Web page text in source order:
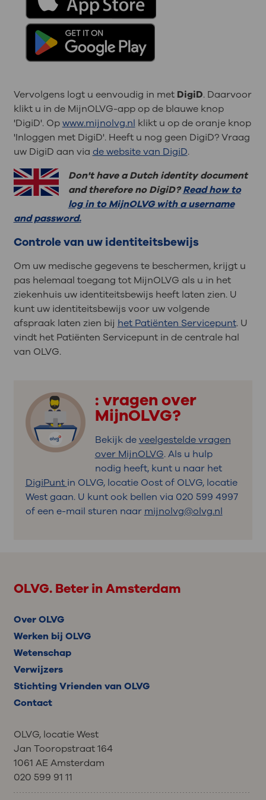
Vervolgens logt u eenvoudig in met DigiD. Daarvoor
klikt u in de MijnOLVG-app op de blauwe knop
'DigiD'. Opwww.mijnolvg.nl klikt u op de oranje knop
'Inloggen met DigiD'. Heeft u nog geen DigiD? Vraag
uw DigiD aan via de website van DigiD.
Don't have a Dutch identity document
and therefore no DigiD?Read how to
log in to MijnOLVG with a username
and password.
Controle van uw identiteitsbewijs
Om uw medische gegevens te beschermen, krijgt u
pas helemaal toegang tot MijnOLVG als u in het
ziekenhuis uw identiteitsbewijs heeft laten zien. U
kunt uw identiteitsbewijs voor uw volgende
afspraak laten zien bij het Patiënten Servicepunt. U
vindt het Patiënten Servicepunt in de centrale hal
van OLVG.
: vragen over
MijnOLVG?
Bekijk deveelgestelde vragen
over MijnOLVG. Als u hulp
nodig heeft, kunt u naar het
DigiPunt in OLVG, locatie Oost of OLVG, locatie
West gaan. U kunt ook bellen via 020 599 4997
of een e-mail sturen naar mijnolvg@olvg.nl
OLVG. Beter in Amsterdam
Over OLVG
Werken bij OLVG
Wetenschap
Verwijzers
Stichting Vrienden van OLVG
Contact
OLVG, locatie West
Jan Tooropstraat 164
1061 AE Amsterdam
020 599 91 11